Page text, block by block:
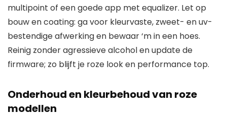
multipoint of een goede app met equalizer. Let op
bouw en coating: ga voor kleurvaste, zweet- en uv-
bestendige afwerking en bewaar ‘m in een hoes.
Reinig zonder agressieve alcohol en update de
firmware; zo blijft je roze look en performance top.
Onderhoud en kleurbehoud van roze
modellen